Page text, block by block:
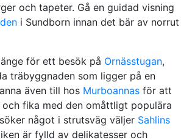
och tapeter. Gå en guidad visning
i Sundborn innan det bär av norrut
för ett besök på Ornässtugan,
träbyggnaden som ligger på en
även till hos Murboannas för att
fika med den omåttligt populära
något i strutsväg väljer Sahlins
är fylld av delikatesser och